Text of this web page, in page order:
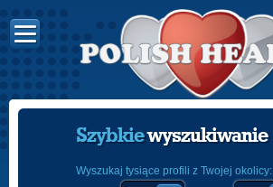
Szybkiewyszukiwanie
Wyszukaj tysiące profili z Twojej okolicy: